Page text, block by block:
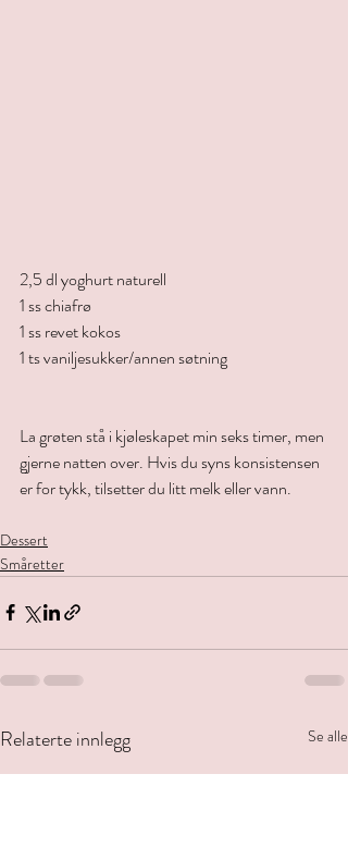
2,5 dl yoghurt naturell
1 ss chiafrø
1 ss revet kokos
1 ts vaniljesukker/annen søtning
La grøten stå i kjøleskapet min seks timer, men
gjerne natten over. Hvis du syns konsistensen
er for tykk, tilsetter du litt melk eller vann.
Dessert
Småretter
Relaterte innlegg Se alle